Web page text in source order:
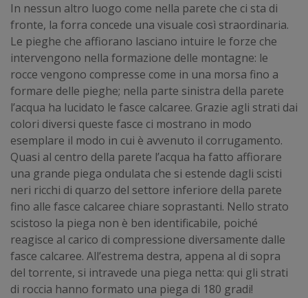
In nessun altro luogo come nella parete che ci sta di
fronte, la forra concede una visuale così straordinaria.
Le pieghe che affiorano lasciano intuire le forze che
intervengono nella formazione delle montagne: le
rocce vengono compresse come in una morsa fino a
formare delle pieghe; nella parte sinistra della parete
l’acqua ha lucidato le fasce calcaree. Grazie agli strati dai
colori diversi queste fasce ci mostrano in modo
esemplare il modo in cui è avvenuto il corrugamento.
Quasi al centro della parete l’acqua ha fatto affiorare
una grande piega ondulata che si estende dagli scisti
neri ricchi di quarzo del settore inferiore della parete
fino alle fasce calcaree chiare soprastanti. Nello strato
scistoso la piega non è ben identificabile, poiché
reagisce al carico di compressione diversamente dalle
fasce calcaree. All’estrema destra, appena al di sopra
del torrente, si intravede una piega netta: qui gli strati
di roccia hanno formato una piega di 180 gradi!